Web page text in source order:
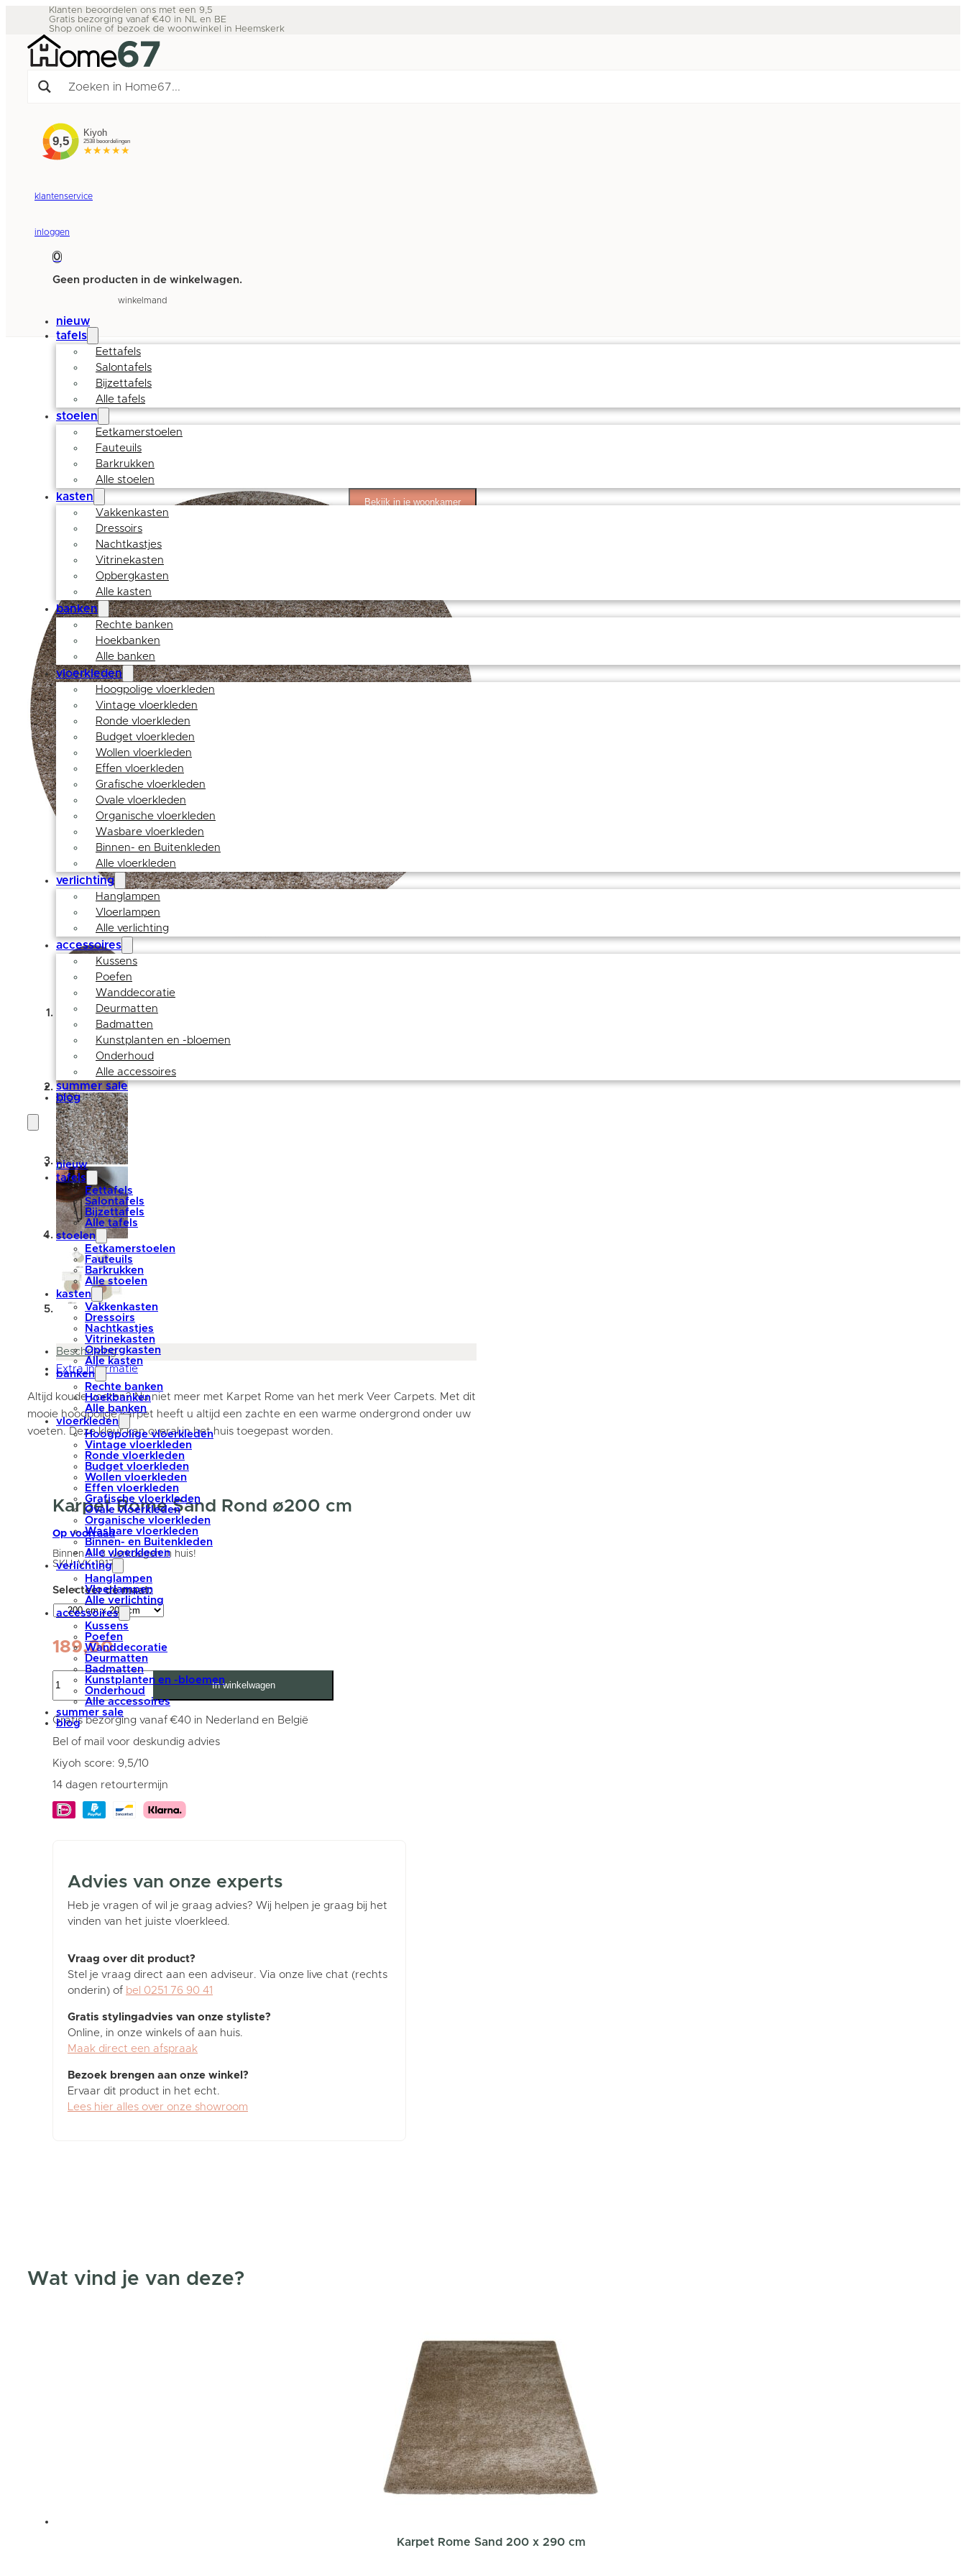
Klanten beoordelen ons met een 9,5
Gratis bezorging vanaf €40 in NL en BE
Shop online of bezoek de woonwinkel in Heemskerk
klantenservice
inloggen
0
Geen producten in de winkelwagen.
winkelmand
nieuw
tafels
Eettafels
Salontafels
Bijzettafels
Alle tafels
stoelen
Eetkamerstoelen
Fauteuils
Barkrukken
Alle stoelen
kasten
Vakkenkasten
Dressoirs
Nachtkastjes
Vitrinekasten
Opbergkasten
Alle kasten
banken
Rechte banken
Hoekbanken
Alle banken
vloerkleden
Hoogpolige vloerkleden
Vintage vloerkleden
Ronde vloerkleden
Budget vloerkleden
Wollen vloerkleden
Effen vloerkleden
Grafische vloerkleden
Ovale vloerkleden
Organische vloerkleden
Wasbare vloerkleden
Binnen- en Buitenkleden
Alle vloerkleden
verlichting
Hanglampen
Vloerlampen
Alle verlichting
accessoires
Kussens
Poefen
Wanddecoratie
Deurmatten
Badmatten
Kunstplanten en -bloemen
Onderhoud
Alle accessoires
summer sale
blog
nieuw
tafels
Eettafels
Salontafels
Bijzettafels
Alle tafels
stoelen
Eetkamerstoelen
Fauteuils
Barkrukken
Alle stoelen
kasten
Vakkenkasten
Dressoirs
Nachtkastjes
Vitrinekasten
Opbergkasten
Alle kasten
banken
Rechte banken
Hoekbanken
Alle banken
vloerkleden
Hoogpolige vloerkleden
Vintage vloerkleden
Ronde vloerkleden
Budget vloerkleden
Wollen vloerkleden
Effen vloerkleden
Grafische vloerkleden
Ovale vloerkleden
Organische vloerkleden
Wasbare vloerkleden
Binnen- en Buitenkleden
Alle vloerkleden
verlichting
Hanglampen
Vloerlampen
Alle verlichting
accessoires
Kussens
Poefen
Wanddecoratie
Deurmatten
Badmatten
Kunstplanten en -bloemen
Onderhoud
Alle accessoires
summer sale
blog
Bekijk in je woonkamer
Beschrijving
Extra informatie
Altijd koude voeten? Nu niet meer met Karpet Rome van het merk Veer Carpets. Met dit
mooie hoogpolige karpet heeft u altijd een zachte en een warme ondergrond onder uw
voeten. Deze kleur kan overal in het huis toegepast worden.
Karpet Rome Sand Rond ø200 cm
Op voorraad
Binnen 1 - 3 werkdagen in huis!
SKU:VK-19176
189,00
Karpet
Rome
Sand
Rond
ø200
cm
aantal
In winkelwagen
Gratis bezorging vanaf €40 in Nederland en België
Bel of mail voor deskundig advies
Kiyoh score: 9,5/10
14 dagen retourtermijn
Advies van onze experts
Heb je vragen of wil je graag advies? Wij helpen je graag bij het
vinden van het juiste vloerkleed.
Vraag over dit product?
Stel je vraag direct aan een adviseur. Via onze live chat (rechts
onderin) of bel 0251 76 90 41
Gratis stylingadvies van onze styliste?
Online, in onze winkels of aan huis.
Maak direct een afspraak
Bezoek brengen aan onze winkel?
Ervaar dit product in het echt.
Lees hier alles over onze showroom
Wat vind je van deze?
Karpet Rome Sand 200 x 290 cm